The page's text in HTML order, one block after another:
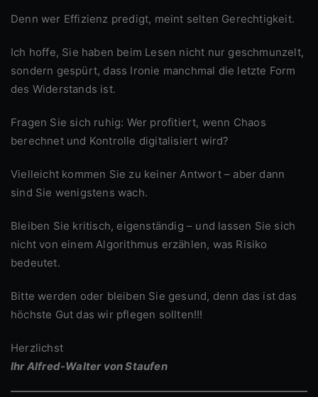
Denn wer Effizienz predigt, meint selten Gerechtigkeit.
Ich hoffe, Sie haben beim Lesen nicht nur geschmunzelt,
sondern gespürt, dass Ironie manchmal die letzte Form
des Widerstands ist.
Fragen Sie sich ruhig: Wer profitiert, wenn Chaos
berechnet und Kontrolle digitalisiert wird?
Vielleicht kommen Sie zu keiner Antwort – aber dann
sind Sie wenigstens wach.
Bleiben Sie kritisch, eigenständig – und lassen Sie sich
nicht von einem Algorithmus erzählen, was Risiko
bedeutet.
Bitte werden oder bleiben Sie gesund, denn das ist das
höchste Gut das wir pflegen sollten!!!
Herzlichst
Ihr Alfred-Walter von Staufen